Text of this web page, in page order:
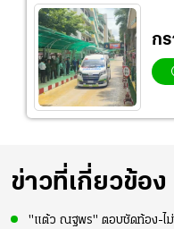
ก
ข่าวที่เกี่ยวข้อง
"แต้ว ณฐพร" ตอบชัดท้อง-ไ